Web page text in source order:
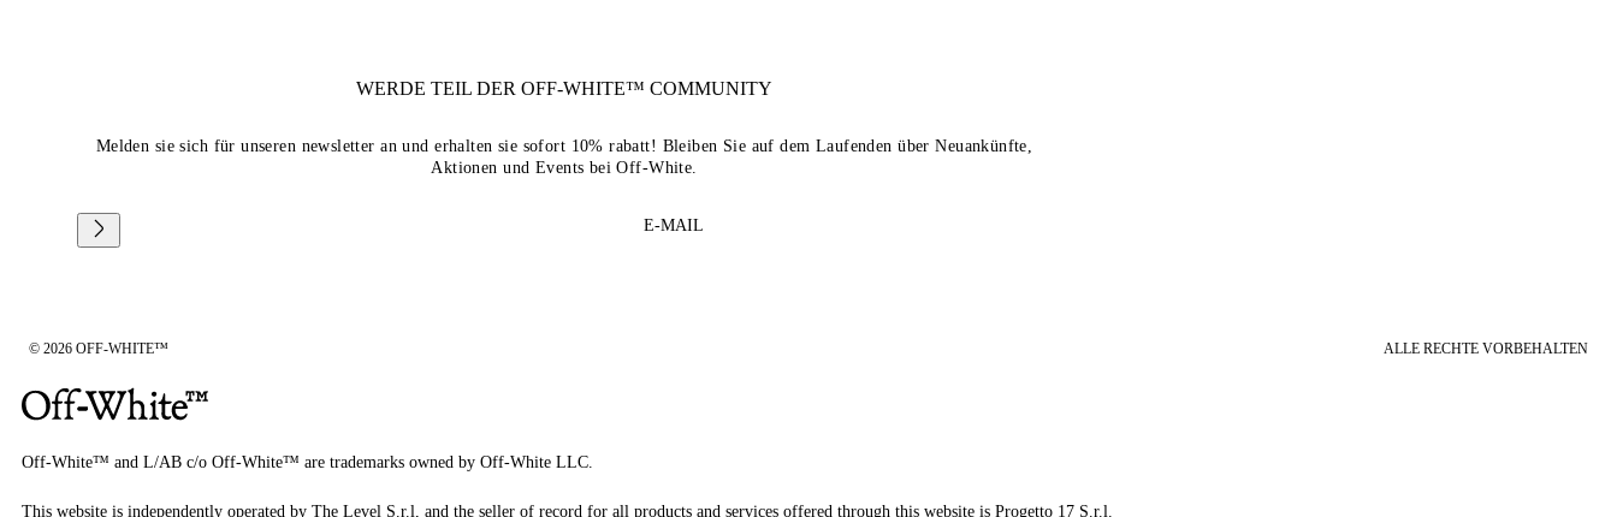
WERDE TEIL DEROFF-WHITE™ COMMUNITY
Melden sie sich für unseren newsletter an und erhalten sie sofort 10% rabatt! Bleiben Sie auf dem Laufenden über Neuankünfte,
Aktionen und Events bei Off-White.
E-MAIL
© 2026 OFF-WHITE™ ALLE RECHTE VORBEHALTEN
Off-White™ and L/AB c/o Off-White™ are trademarks owned by Off-White LLC.
This website is independently operated by The Level S.r.l, and the seller of record for all products and services offered through this website is Progetto 17 S.r.l.